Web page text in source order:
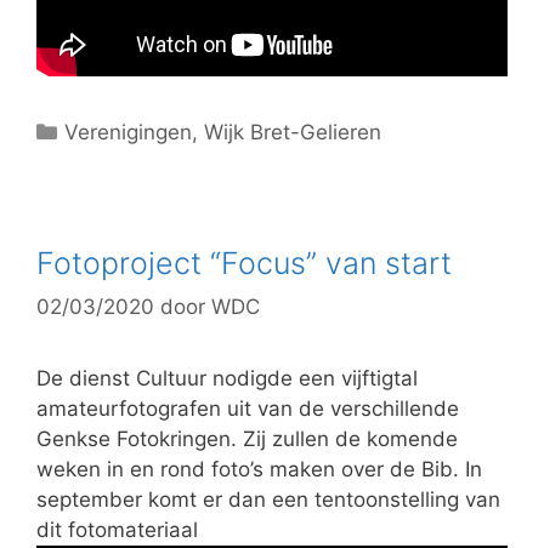
C
g
r
e
ë
n
Verenigingen,Wijk Bret-Gelieren
Fotoproject “Focus” van start
02/03/2020 door WDC
De dienst Cultuur nodigde een vijftigtal
amateurfotografen uit van de verschillende
Genkse Fotokringen. Zij zullen de komende
weken in en rond foto’s maken over de Bib. In
september komt er dan een tentoonstelling van
dit fotomateriaal